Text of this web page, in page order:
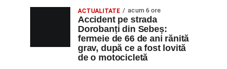
ACTUALITATE acum 6 ore
Accident pe strada
Dorobanți din Sebeș:
fermeie de 66 de ani rănită
grav, după ce a fost lovită
de o motocicletă